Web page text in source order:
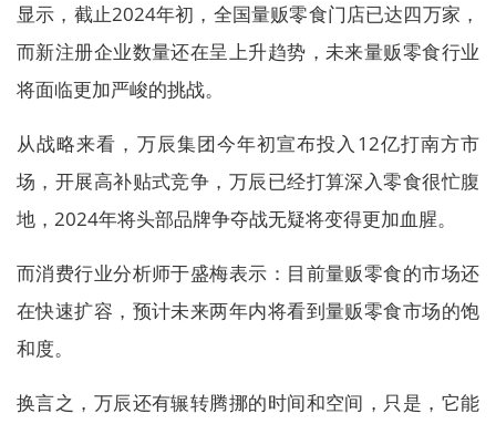
显示，截止2024年初，全国量贩零食门店已达四万家，
而新注册企业数量还在呈上升趋势，未来量贩零食行业
将面临更加严峻的挑战。
从战略来看，万辰集团今年初宣布投入12亿打南方市
场，开展高补贴式竞争，万辰已经打算深入零食很忙腹
地，2024年将头部品牌争夺战无疑将变得更加血腥。
而消费行业分析师于盛梅表示：目前量贩零食的市场还
在快速扩容，预计未来两年内将看到量贩零食市场的饱
和度。
换言之，万辰还有辗转腾挪的时间和空间，只是，它能